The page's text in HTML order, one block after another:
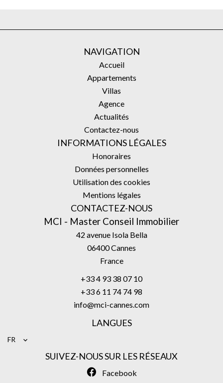
NAVIGATION
Accueil
Appartements
Villas
Agence
Actualités
Contactez-nous
INFORMATIONS LÉGALES
Honoraires
Données personnelles
Utilisation des cookies
Mentions légales
CONTACTEZ-NOUS
MCI - Master Conseil Immobilier
42 avenue Isola Bella
06400Cannes
France
+33 4 93 38 07 10
+33 6 11 74 74 98
info@mci-cannes.com
LANGUES
FR
SUIVEZ-NOUS SUR LES RÉSEAUX
Facebook